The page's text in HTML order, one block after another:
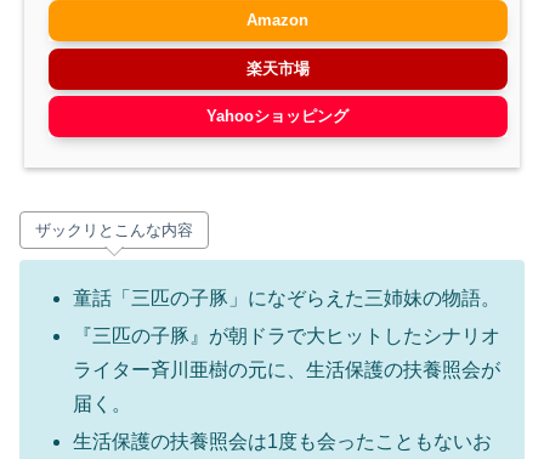
Amazon
楽天市場
Yahooショッピング
ザックリとこんな内容
童話「三匹の子豚」になぞらえた三姉妹の物語。
『三匹の子豚』が朝ドラで大ヒットしたシナリオ
ライター斉川亜樹の元に、生活保護の扶養照会が
届く。
生活保護の扶養照会は1度も会ったこともないお